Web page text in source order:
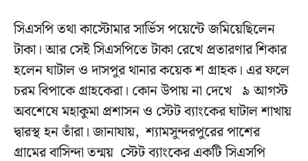
সিএসপি তথা কাস্টোমার সার্ভিস পয়েন্টে জমিয়েছিলেন
টাকা। আর সেই সিএসপিতে টাকা রেখে প্রতারণার শিকার
হলেন ঘাটাল ও দাসপুর থানার কয়েক শ গ্রাহক। এর ফলে
চরম বিপাকে গ্রাহকেরা। কোন উপায় না দেখে ৯ আগস্ট
অবশেষে মহাকুমা প্রশাসন ও স্টেট ব্যাংকের ঘাটাল শাখায়
দ্বারস্থ হন তাঁরা। জানাযায়, শ্যামসুন্দরপুরের পাশের
গ্রামের বাসিন্দা তন্ময় স্টেট ব্যাংকের একটি সিএসপি